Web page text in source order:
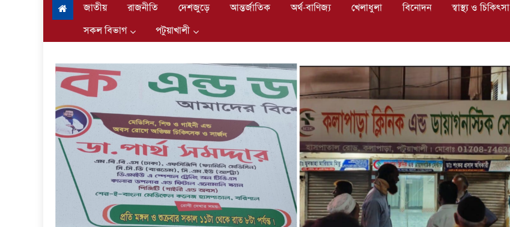
জাতীয় রাজনীতি দেশজুড়ে আন্তর্জাতিক অর্থ-বাণিজ্য খেলাধুলা বিনোদন স্বাস্থ্য ও চিকিৎসা
সকল বিভাগ
পটুয়াখালী